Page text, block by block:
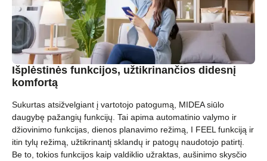
Išplėstinės funkcijos, užtikrinančios didesnį
komfortą
Sukurtas atsižvelgiant į vartotojo patogumą, MIDEA siūlo
daugybę pažangių funkcijų. Tai apima automatinio valymo ir
džiovinimo funkcijas, dienos planavimo režimą, I FEEL funkciją ir
itin tylų režimą, užtikrinantį sklandų ir patogų naudotojo patirtį.
Be to, tokios funkcijos kaip valdiklio užraktas, aušinimo skysčio